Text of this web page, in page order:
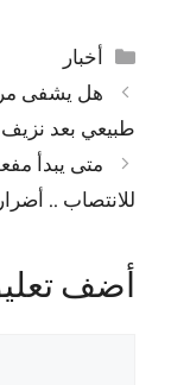
التصنيفات
أخبار
هل يشفى
طبيعي بعد نزيف
متى يبدأ
للانتصاب ..
أضف